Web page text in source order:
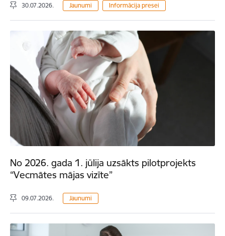
30.07.2026. Jaunumi Informācija presei
No 2026. gada 1. jūlija uzsākts pilotprojekts
“Vecmātes mājas vizīte”
09.07.2026. Jaunumi